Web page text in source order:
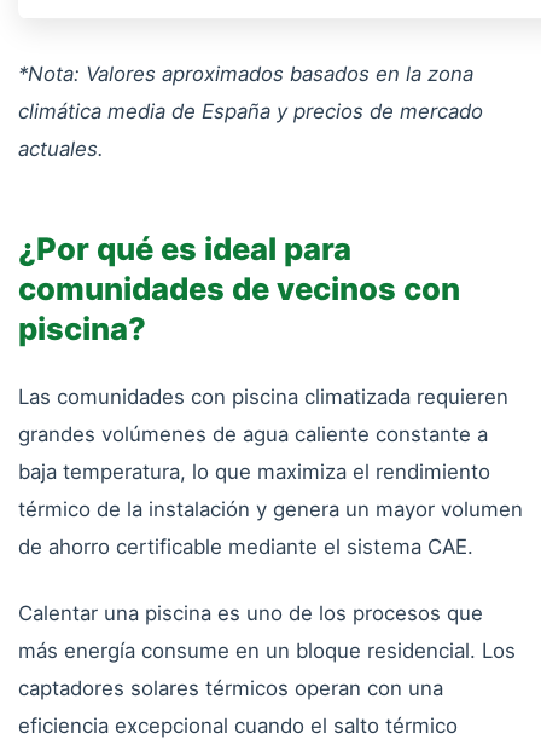
*Nota: Valores aproximados basados en la zona
climática media de España y precios de mercado
actuales.
¿Por qué es ideal para
comunidades de vecinos con
piscina?
Las comunidades con piscina climatizada requieren
grandes volúmenes de agua caliente constante a
baja temperatura, lo que maximiza el rendimiento
térmico de la instalación y genera un mayor volumen
de ahorro certificable mediante el sistema CAE.
Calentar una piscina es uno de los procesos que
más energía consume en un bloque residencial. Los
captadores solares térmicos operan con una
eficiencia excepcional cuando el salto térmico